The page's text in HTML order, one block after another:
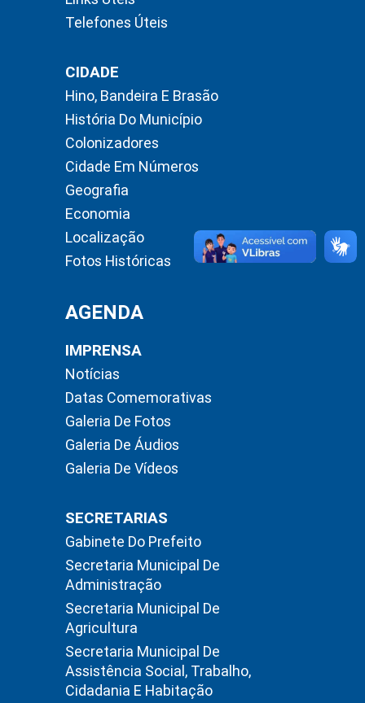
Telefones Úteis
CIDADE
Hino, Bandeira E Brasão
História Do Município
Colonizadores
Cidade Em Números
Geografia
Economia
Localização
Fotos Históricas
AGENDA
IMPRENSA
Notícias
Datas Comemorativas
Galeria De Fotos
Galeria De Áudios
Galeria De Vídeos
SECRETARIAS
Gabinete Do Prefeito
Secretaria Municipal De
Administração
Secretaria Municipal De
Agricultura
Secretaria Municipal De
Assistência Social, Trabalho,
Cidadania E Habitação